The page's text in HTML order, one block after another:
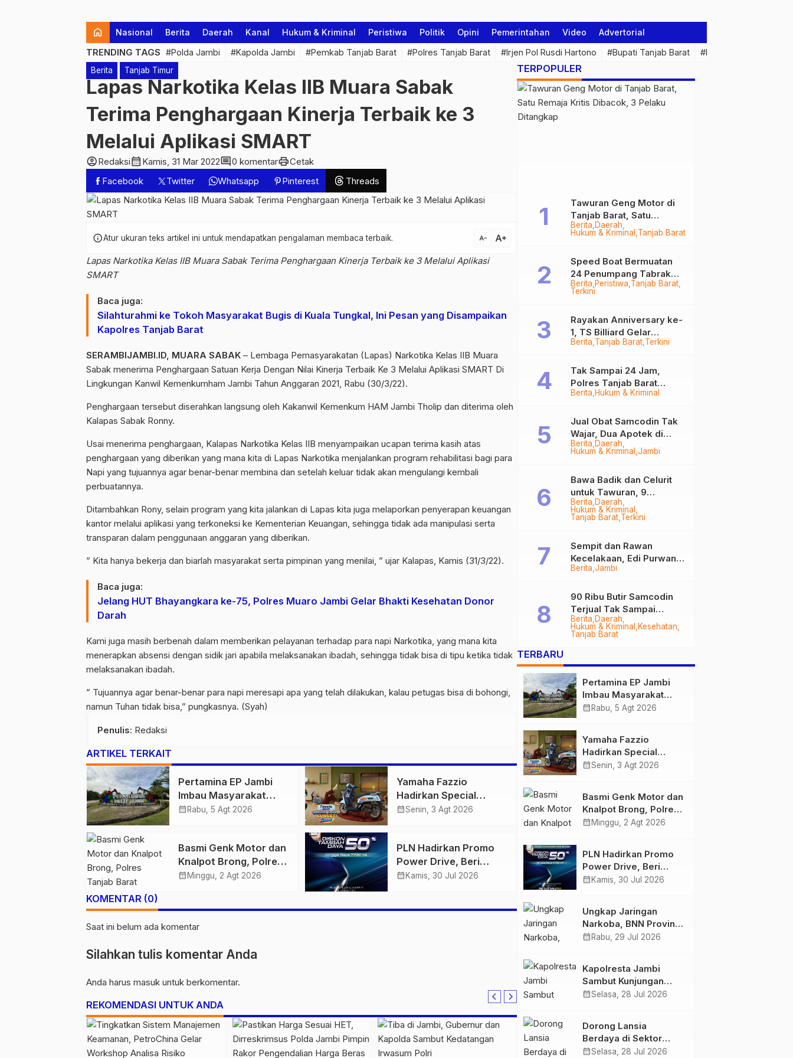
home Nasional Berita Daerah Kanal Hukum & Kriminal Peristiwa Politik Opini Pemerintahan Video Advertorial
TRENDING TAGS #Polda Jambi #Kapolda Jambi #Pemkab Tanjab Barat #Polres Tanjab Barat #Irjen Pol Rusdi Hartono #Bupati Tanjab Barat #Pemprov Jambi
Berita Tanjab Timur
Lapas Narkotika Kelas IIB Muara Sabak
Terima Penghargaan Kinerja Terbaik ke 3
Melalui Aplikasi SMART
account_circleRedaksicalendar_month Kamis, 31 Mar 2022comment0 komentarprintCetak
Facebook
Twitter Whatsapp Pinterest Threads
infoAtur ukuran teks artikel ini untuk mendapatkan pengalaman membaca terbaik. text_decrease text_increase
Lapas Narkotika Kelas IIB Muara Sabak Terima Penghargaan Kinerja Terbaik ke 3 Melalui Aplikasi
SMART
Baca juga:
Silahturahmi ke Tokoh Masyarakat Bugis di Kuala Tungkal, Ini Pesan yang Disampaikan
Kapolres Tanjab Barat
SERAMBIJAMBI.ID, MUARA SABAK – Lembaga Pemasyarakatan (Lapas) Narkotika Kelas IIB Muara
Sabak menerima Penghargaan Satuan Kerja Dengan Nilai Kinerja Terbaik Ke 3 Melalui Aplikasi SMART Di
Lingkungan Kanwil Kemenkumham Jambi Tahun Anggaran 2021, Rabu (30/3/22).
Penghargaan tersebut diserahkan langsung oleh Kakanwil Kemenkum HAM Jambi Tholip dan diterima oleh
Kalapas Sabak Ronny.
Usai menerima penghargaan, Kalapas Narkotika Kelas IIB menyampaikan ucapan terima kasih atas
penghargaan yang diberikan yang mana kita di Lapas Narkotika menjalankan program rehabilitasi bagi para
Napi yang tujuannya agar benar-benar membina dan setelah keluar tidak akan mengulangi kembali
perbuatannya.
Ditambahkan Rony, selain program yang kita jalankan di Lapas kita juga melaporkan penyerapan keuangan
kantor melalui aplikasi yang terkoneksi ke Kementerian Keuangan, sehingga tidak ada manipulasi serta
transparan dalam penggunaan anggaran yang diberikan.
” Kita hanya bekerja dan biarlah masyarakat serta pimpinan yang menilai, ” ujar Kalapas, Kamis (31/3/22).
Baca juga:
Jelang HUT Bhayangkara ke-75, Polres Muaro Jambi Gelar Bhakti Kesehatan Donor
Darah
Kami juga masih berbenah dalam memberikan pelayanan terhadap para napi Narkotika, yang mana kita
menerapkan absensi dengan sidik jari apabila melaksanakan ibadah, sehingga tidak bisa di tipu ketika tidak
melaksanakan ibadah.
” Tujuannya agar benar-benar para napi meresapi apa yang telah dilakukan, kalau petugas bisa di bohongi,
namun Tuhan tidak bisa,” pungkasnya. (Syah)
Penulis: Redaksi
ARTIKEL TERKAIT
Pertamina EP Jambi
Imbau Masyarakat
Tidak Beraktivitas di
Bersama
calendar_month Rabu, 5 Agt 2026
Yamaha Fazzio
Hadirkan Special
Edition Sunset Blue,
Semakin Skena
calendar_monthSenin, 3 Agt 2026
Basmi Genk Motor dan
Knalpot Brong, Polres
Tanjab Barat Amankan
calendar_month Minggu, 2 Agt 2026
PLN Hadirkan Promo
Power Drive, Beri
Diskon Tambah Daya
calendar_month Kamis, 30 Jul 2026
KOMENTAR (0)
Saat ini belum ada komentar
Silahkan tulis komentar Anda
Anda harus masuk untuk berkomentar.
REKOMENDASI UNTUK ANDA
TERPOPULER
Berita Daerah
Hukum & Kriminal Tanjab Barat
Tawuran Geng Motor di
Tanjab Barat, Satu
Remaja Kritis Dibacok, 3
Pelaku Ditangkap
Berita Peristiwa Tanjab Barat
Terkini
Speed Boat Bermuatan
24 Penumpang Tabrak
Togok di Kuala Tungkal,
Berita Tanjab Barat Terkini
Rayakan Anniversary ke-
1, TS Billiard Gelar
Turnamen 9 Ball
Berita Hukum & Kriminal
Tak Sampai 24 Jam,
Polres Tanjab Barat
Ringkus Komplotan
Tungkal
Berita Daerah
Hukum & Kriminal Jambi
Jual Obat Samcodin Tak
Wajar, Dua Apotek di
Tanjab Barat Disegel
Berita Daerah
Hukum & Kriminal
Tanjab Barat Terkini
Bawa Badik dan Celurit
untuk Tawuran, 9
Anggota Geng Motor di
Tanjab Barat Diringkus
Berita Jambi
Sempit dan Rawan
Kecelakaan, Edi Purwanto
Targetkan Jalan Lintas
2028
Berita Daerah
Hukum & Kriminal
Kesehatan
Tanjab Barat
90 Ribu Butir Samcodin
Terjual Tak Sampai
Setahun, Indra Safari
Desak Audit Menyeluruh
TERBARU
Pertamina EP Jambi
Imbau Masyarakat
Tidak Beraktivitas di
Bersama
calendar_month Rabu, 5 Agt 2026
Yamaha Fazzio
Hadirkan Special
Edition Sunset Blue,
Semakin Skena
calendar_monthSenin, 3 Agt 2026
Basmi Genk Motor dan
Knalpot Brong, Polres
Tanjab Barat Amankan
calendar_month Minggu, 2 Agt 2026
PLN Hadirkan Promo
Power Drive, Beri
Diskon Tambah Daya
calendar_month Kamis, 30 Jul 2026
Ungkap Jaringan
Narkoba, BNN Provinsi
Jambi dan Bea Cukai
Butir Ekstasi dan 146
Gram Sabu
calendar_month Rabu, 29 Jul 2026
Kapolresta Jambi
Sambut Kunjungan
Ketua dan Pengurus
Kolaborasi
calendar_monthSelasa, 28 Jul 2026
Dorong Lansia
Berdaya di Sektor
Hijau, Pertamina EP
calendar_monthSelasa, 28 Jul 2026